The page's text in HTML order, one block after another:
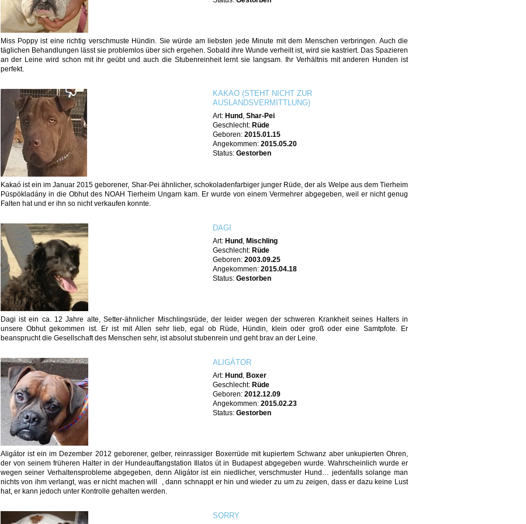
Miss Poppy ist eine richtig verschmuste Hündin. Sie würde am liebsten jede Minute mit dem Menschen verbringen. Auch die
täglichen Behandlungen lässt sie problemlos über sich ergehen. Sobald ihre Wunde verheilt ist, wird sie kastriert. Das Spazieren
an der Leine wird schon mit ihr geübt und auch die Stubenreinheit lernt sie langsam. Ihr Verhältnis mit anderen Hunden ist
perfekt.
KAKAO (STEHT NICHT ZUR
AUSLANDSVERMITTLUNG)
Art: Hund ,Shar-Pei
Geschlecht: Rüde
Geboren:2015.01.15
Angekommen:2015.05.20
Status:Gestorben
Kakaó ist ein im Januar 2015 geborener, Shar-Pei ähnlicher, schokoladenfarbiger junger Rüde, der als Welpe aus dem Tierheim
Püspökladány in die Obhut des NOAH Tierheim Ungarn kam. Er wurde von einem Vermehrer abgegeben, weil er nicht genug
Falten hat und er ihn so nicht verkaufen konnte.
DAGI
Art: Hund , Mischling
Geschlecht: Rüde
Geboren:2003.09.25
Angekommen:2015.04.18
Status:Gestorben
Dagi ist ein ca. 12 Jahre alte, Setter-ähnlicher Mischlingsrüde, der leider wegen der schweren Krankheit seines Halters in
unsere Obhut gekommen ist. Er ist mit Allen sehr lieb, egal ob Rüde, Hündin, klein oder groß oder eine Samtpfote. Er
beansprucht die Gesellschaft des Menschen sehr, ist absolut stubenrein und geht brav an der Leine.
ALIGÁTOR
Art: Hund , Boxer
Geschlecht: Rüde
Geboren:2012.12.09
Angekommen:2015.02.23
Status:Gestorben
Aligátor ist ein im Dezember 2012 geborener, gelber, reinrassiger Boxerrüde mit kupiertem Schwanz aber unkupierten Ohren,
der von seinem früheren Halter in der Hundeauffangstation Illatos út in Budapest abgegeben wurde. Wahrscheinlich wurde er
wegen seiner Verhaltensprobleme abgegeben, denn Aligátor ist ein niedlicher, verschmuster Hund… jedenfalls solange man
nichts von ihm verlangt, was er nicht machen will , dann schnappt er hin und wieder zu um zu zeigen, dass er dazu keine Lust
hat, er kann jedoch unter Kontrolle gehalten werden.
SORRY